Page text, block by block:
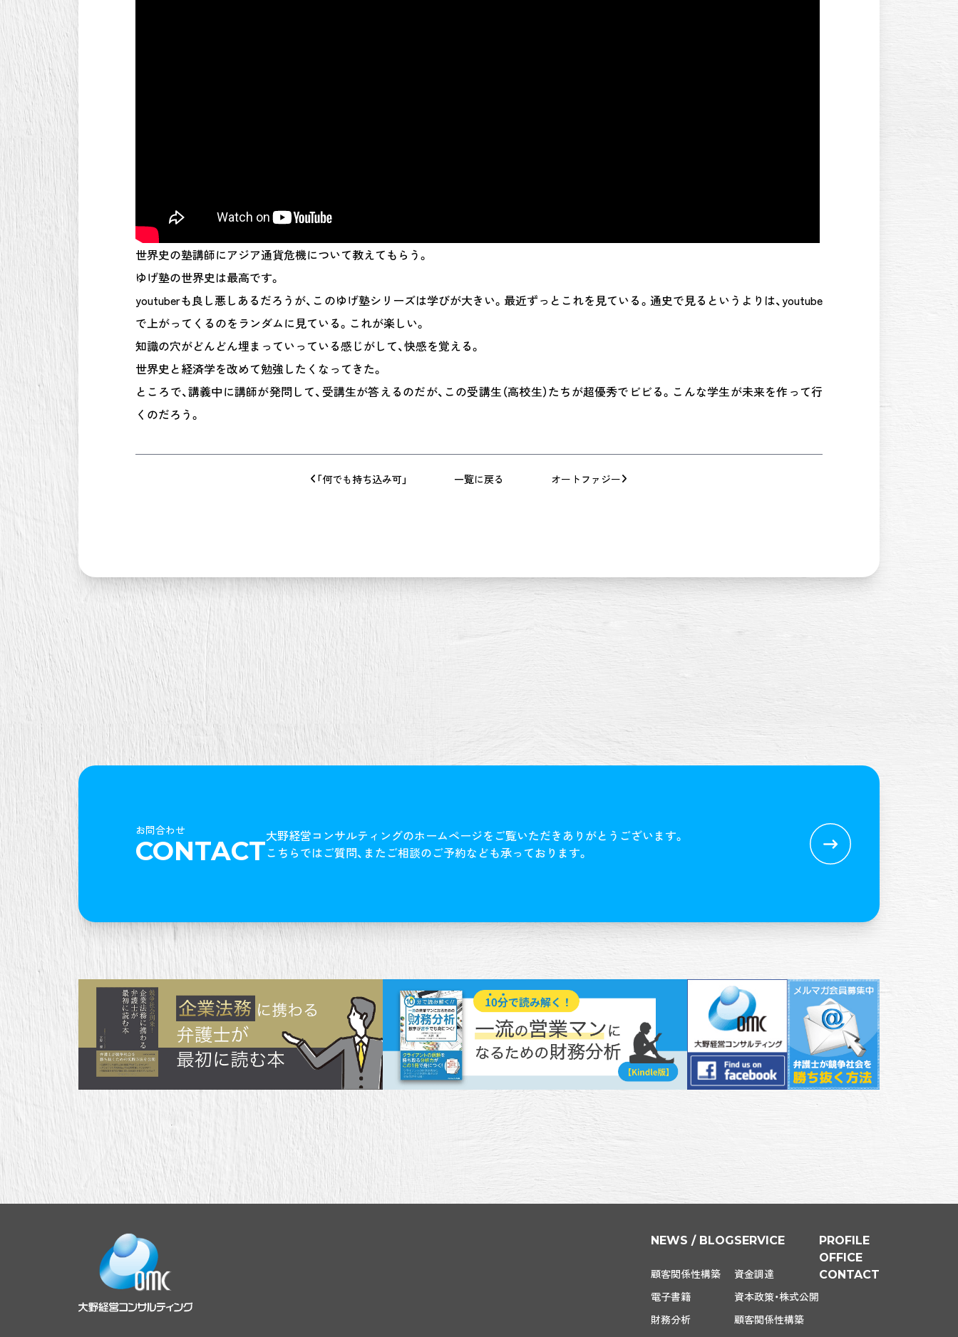
世界史の塾講師にアジア通貨危機について教えてもらう。
ゆげ塾の世界史は最高です。
youtuberも良し悪しあるだろうが、このゆげ塾シリーズは学びが大きい。最近ずっとこれを見ている。通史で見るというよりは、youtube
で上がってくるのをランダムに見ている。これが楽しい。
知識の穴がどんどん埋まっていっている感じがして、快感を覚える。
世界史と経済学を改めて勉強したくなってきた。
ところで、講義中に講師が発問して、受講生が答えるのだが、この受講生（高校生）たちが超優秀でビビる。こんな学生が未来を作って行
くのだろう。
「何でも持ち込み可」 一覧に戻る オートファジー
お問合わせ
CONTACT大野経営コンサルティングのホームページをご覧いただきありがとうございます。
こちらではご質問、またご相談のご予約なども承っております。
NEWS / BLOG
顧客関係性構築
電子書籍
財務分析
SERVICE
資金調達
資本政策・株式公開
顧客関係性構築
PROFILE
OFFICE
CONTACT